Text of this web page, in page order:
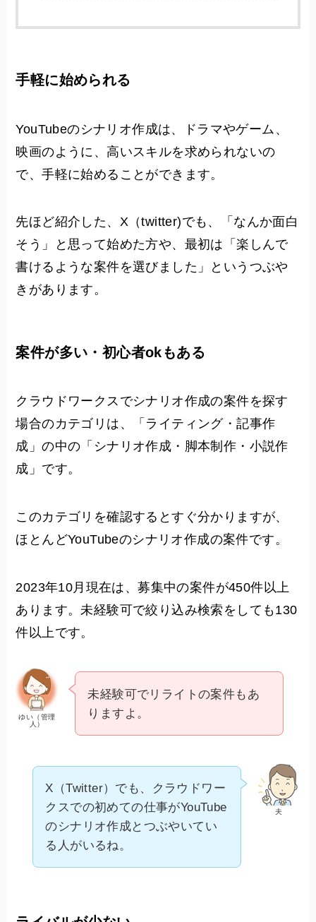
手軽に始められる
YouTubeのシナリオ作成は、ドラマやゲーム、
映画のように、高いスキルを求められないの
で、手軽に始めることができます。
先ほど紹介した、X（twitter)でも、「なんか面白
そう」と思って始めた方や、最初は「楽しんで
書けるような案件を選びました」というつぶや
きがあります。
案件が多い・初心者okもある
クラウドワークスでシナリオ作成の案件を探す
場合のカテゴリは、「ライティング・記事作
成」の中の「シナリオ作成・脚本制作・小説作
成」です。
このカテゴリを確認するとすぐ分かりますが、
ほとんどYouTubeのシナリオ作成の案件です。
2023年10月現在は、募集中の案件が450件以上
あります。未経験可で絞り込み検索をしても130
件以上です。
ゆい（管理
人）
未経験可でリライトの案件もあ
りますよ。
夫
X（Twitter）でも、クラウドワー
クスでの初めての仕事がYouTube
のシナリオ作成とつぶやいてい
る人がいるね。